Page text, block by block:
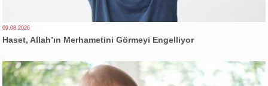
09.08.2026
Haset, Allah’ın Merhametini Görmeyi Engelliyor